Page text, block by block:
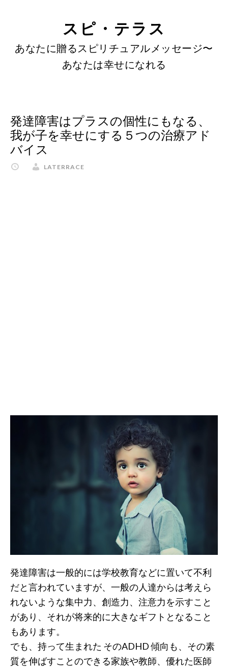
sidebar
スピ・テラス
あなたに贈るスピリチュアルメッセージ〜
あなたは幸せになれる
発達障害はプラスの個性にもなる、
我が子を幸せにする５つの治療アド
バイス
LATERRACE
発達障害は一般的には学校教育などに置いて不利
だと言われていますが、一般の人達からは考えら
れないような集中力、創造力、注意力を示すこと
があり、それが将来的に大きなギフトとなること
もあります。
でも、持って生まれた そのADHD 傾向も、その素
質を伸ばすことのできる家族や教師、優れた医師